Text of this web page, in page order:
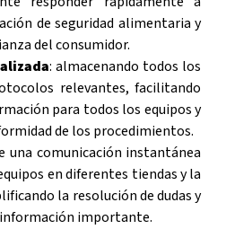
de seguridad alimentaria y
del consumidor.
: almacenando todos los
relevantes, facilitando
para todos los equipos y
de los procedimientos.
una comunicación instantánea
en diferentes tiendas y la
la resolución de dudas y
importante.